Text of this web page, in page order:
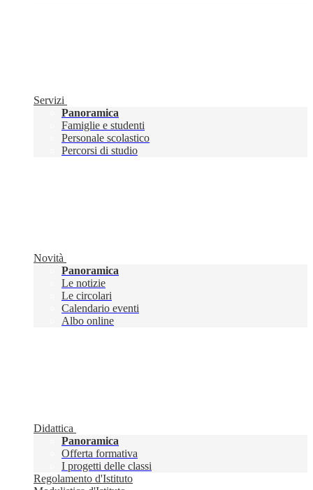
Servizi
Panoramica
Famiglie e studenti
Personale scolastico
Percorsi di studio
Novità
Panoramica
Le notizie
Le circolari
Calendario eventi
Albo online
Didattica
Panoramica
Offerta formativa
I progetti delle classi
Regolamento d'Istituto